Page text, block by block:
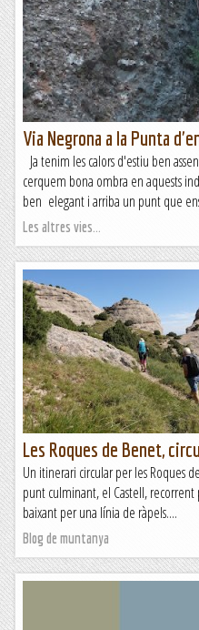
Via Negrona a la Punta
Ja tenim les calors d'estiu ben
cerquem bona ombra en aquests
ben elegant i arriba un punt que
Les altres vies...
Les Roques de Benet,
Un itinerari circular per les Roques
punt culminant, el Castell, recorrent
baixant per una línia de ràpels....
Blog de muntanya